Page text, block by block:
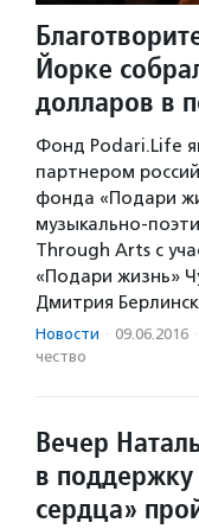
Йорке
долларов в
Фонд Podari.Life
партнером
фонда «Подари
музыкально-
Through Arts с
«Подари жизнь»
Дмитрия
Новости · 09.06.2016 ·
чест­во
Вечер
в
сердца»